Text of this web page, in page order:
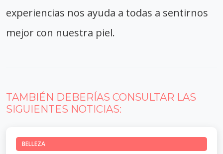
experiencias nos ayuda a todas a sentirnos
mejor con nuestra piel.
TAMBIÉN DEBERÍAS CONSULTAR LAS
SIGUIENTES NOTICIAS:
BELLEZA